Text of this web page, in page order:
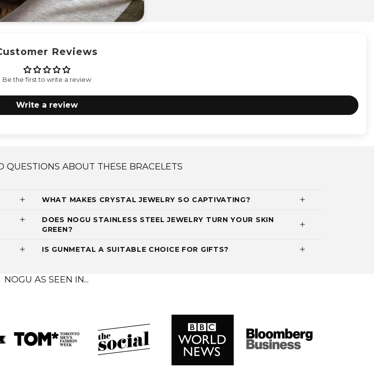
Reviews
Be the first to write a review
Write a review
QUESTIONS ABOUT THESE BRACELETS
WHAT MAKES CRYSTAL JEWELRY SO CAPTIVATING?
DOES NOGU STAINLESS STEEL JEWELRY TURN YOUR SKIN
GREEN?
IS GUNMETAL A SUITABLE CHOICE FOR GIFTS?
NOGU AS SEEN IN...